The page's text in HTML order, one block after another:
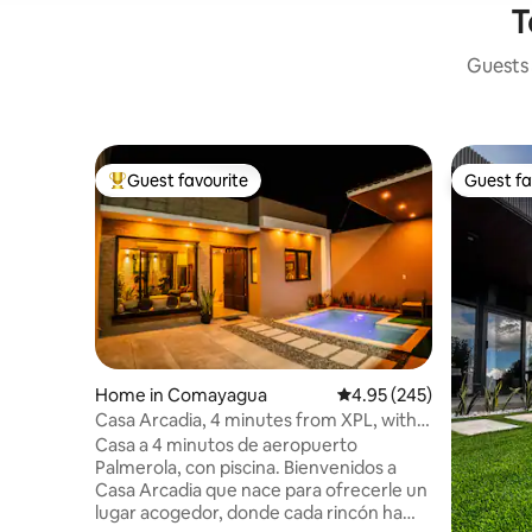
Top guest favourite
Guest favourite
Home in Comayagua 4.95 out of 5 average
4.95 (245)
Casa Arcadia, 4 minutes from XPL, with a
private pool
Casa a 4 minutos de aeropuerto
Palmerola, con piscina. Bienvenidos a
Casa Arcadia que nace para ofrecerle un
lugar acogedor, donde cada rincón ha
Guest
Guest